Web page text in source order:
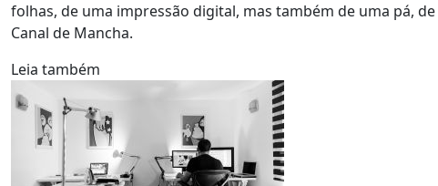
folhas, de uma impressão digital, mas também de uma pá,
Canal de Mancha.
Leia também